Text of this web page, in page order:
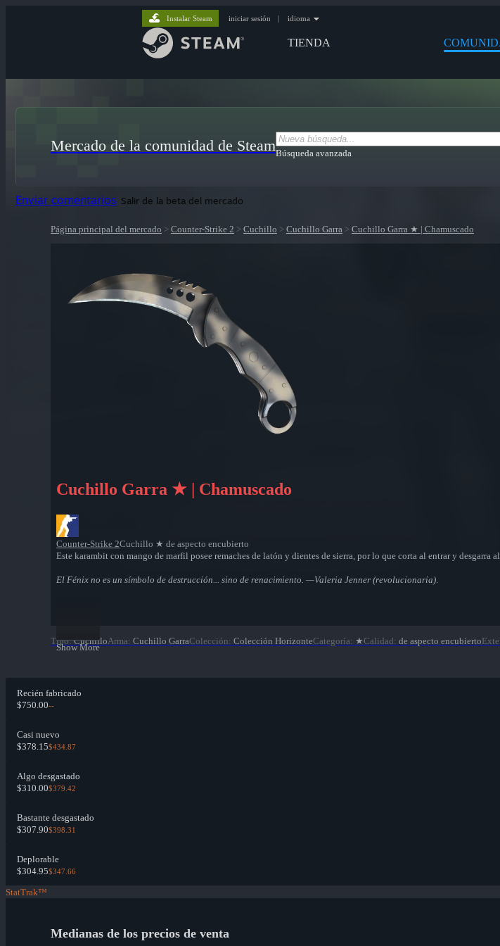
TIENDA
Instalar Steam iniciar sesión | idioma
Mercado de la comunidad de SteamBúsqueda avanzada
Enviar comentarios Salir de la beta del mercado
Página principal del mercado > Counter-Strike 2 > Cuchillo > Cuchillo Garra > Cuchillo Garra ★ | Chamuscado
Cuchillo Garra ★ | Chamuscado
Counter-Strike 2Cuchillo ★ de aspecto encubierto
Este karambit con mango de marfil posee remaches de latón y dientes de sierra, por lo que corta al entrar y
El Fénix no es un símbolo de destrucción... sino de renacimiento. —Valeria Jenner (revolucionaria).
Show More
Tipo: CuchilloArma: Cuchillo GarraColección: Colección HorizonteCategoría: ★Calidad: de aspecto encubierto
Recién fabricado
$750.00--
Casi nuevo
$378.15$434.87
Algo desgastado
$310.00$379.42
Bastante desgastado
$307.90$398.31
Deplorable
$304.95$347.66
StatTrak™
Medianas de los precios de venta